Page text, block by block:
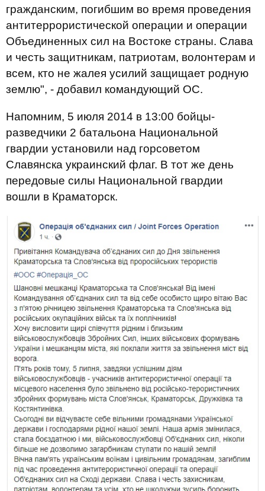
гражданским, погибшим во время проведения
антитеррористической операции и операции
Объединенных сил на Востоке страны. Слава
и честь защитникам, патриотам, волонтерам и
всем, кто не жалея усилий защищает родную
землю", - добавил командующий ОС.
Напомним, 5 июля 2014 в 13:00 бойцы-
разведчики 2 батальона Национальной
гвардии установили над горсоветом
Славянска украинский флаг. В тот же день
передовые силы Национальной гвардии
вошли в Краматорск.